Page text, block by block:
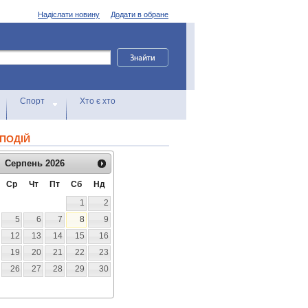
Додати в обране
Надіслати новину
Спорт Хто є хто
Серпень 2026
Ср Чт Пт Сб
Нд
1
2
5 6 7 8
9
12 13 14 15
16
19 20 21 22
23
26 27 28 29
30